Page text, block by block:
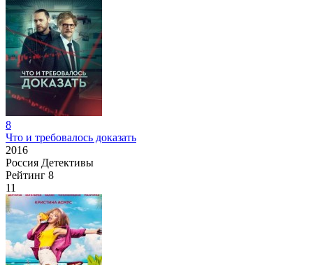
8
Что и требовалось доказать
2016
Россия Детективы
Рейтинг 8
11